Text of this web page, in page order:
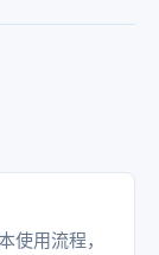
用流程，